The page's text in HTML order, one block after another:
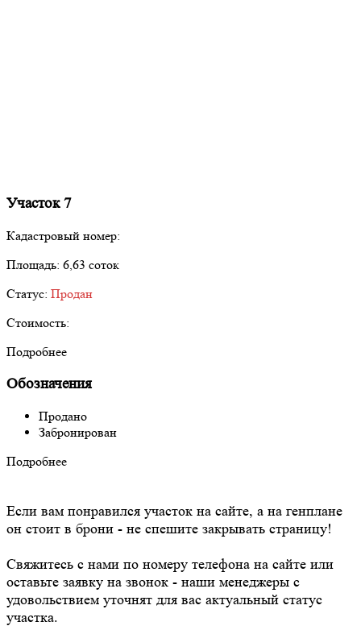
Участок 7
Кадастровый номер:
Площадь: 6,63 соток
Статус: Продан
Стоимость:
Подробнее
Обозначения
Продано
Забронирован
Подробнее
Если вам понравился участок на сайте, а на генплане
он стоит в брони - не спешите закрывать страницу!
Свяжитесь с нами по номеру телефона на сайте или
оставьте заявку на звонок - наши менеджеры с
удовольствием уточнят для вас актуальный статус
участка.